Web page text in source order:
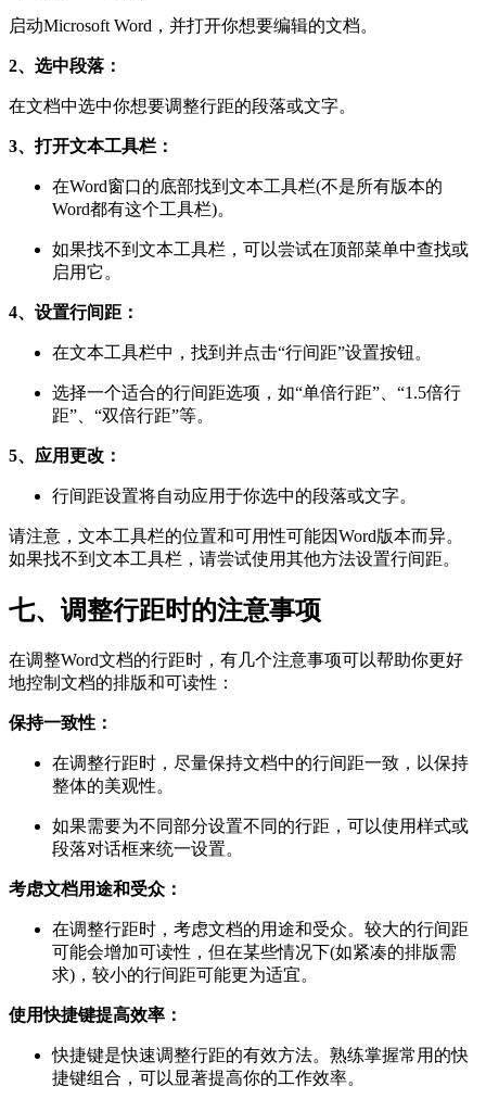
启动Microsoft Word，并打开你想要编辑的文档。
2、选中段落：
在文档中选中你想要调整行距的段落或文字。
3、打开文本工具栏：
在Word窗口的底部找到文本工具栏(不是所有版本的
Word都有这个工具栏)。
如果找不到文本工具栏，可以尝试在顶部菜单中查找或
启用它。
4、设置行间距：
在文本工具栏中，找到并点击“行间距”设置按钮。
选择一个适合的行间距选项，如“单倍行距”、“1.5倍行
距”、“双倍行距”等。
5、应用更改：
行间距设置将自动应用于你选中的段落或文字。
请注意，文本工具栏的位置和可用性可能因Word版本而异。
如果找不到文本工具栏，请尝试使用其他方法设置行间距。
七、调整行距时的注意事项
在调整Word文档的行距时，有几个注意事项可以帮助你更好
地控制文档的排版和可读性：
保持一致性：
在调整行距时，尽量保持文档中的行间距一致，以保持
整体的美观性。
如果需要为不同部分设置不同的行距，可以使用样式或
段落对话框来统一设置。
考虑文档用途和受众：
在调整行距时，考虑文档的用途和受众。较大的行间距
可能会增加可读性，但在某些情况下(如紧凑的排版需
求)，较小的行间距可能更为适宜。
使用快捷键提高效率：
快捷键是快速调整行距的有效方法。熟练掌握常用的快
捷键组合，可以显著提高你的工作效率。